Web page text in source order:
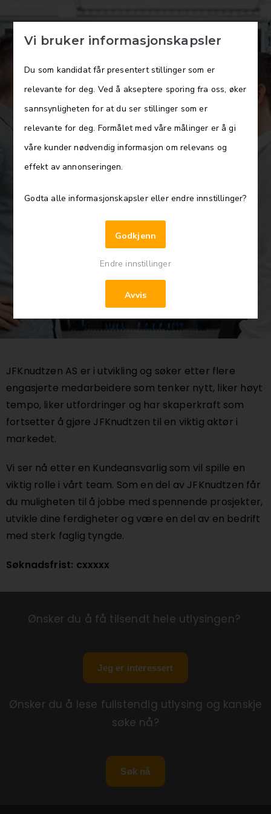
Vi bruker informasjonskapsler
Du som kandidat får presentert stillinger som er
relevante for deg. Ved å akseptere sporing fra oss, øker
sannsynligheten for at du ser stillinger som er
relevante for deg. Formålet med våre målinger er å gi
våre kunder nødvendig informasjon om relevans og
effekt av annonseringen.
Godta alle informasjonskapsler eller endre innstillinger?
Godkjenn
Endre innstillinger
Avvis
Senior salgsingeniører
Bli en del av JFKnudtzen
Arbeidssted: Oslo og Bergen
▽
JFKnudtzen AS er i utvikling og søker etter flere
engasjerte medarbeidere som tenker nytt, liker høyt
tempo, liker utfordringer og har skaperkraft som
fortsetter å gjøre JFKnudtzen til en viktig aktør i
markedet.
Vi ser nå etter en Kundeansvarlig som vil spille en
viktig rolle i vårt team. Som en del av JFKnudtzen får
du muligheten til å jobbe med spennende prosjekter,
utvikle dine ferdigheter og være en del av en bedrift
med sterk faglig tyngde.
Søknadsfrist: cxxxxx
Ønsker du å få tilsendt hele utlysingen?
Jeg er interessert
Ønsker du å lese fullstendig utlysing og kanskje
søke nå?
Søk nå